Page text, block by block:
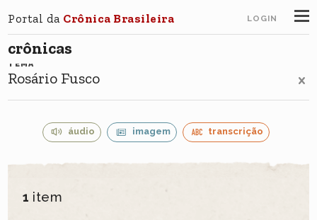
Portal da Crônica Brasileira LOGIN
crônicas
TEMA
Rosário Fusco
áudio imagem transcrição
1 item